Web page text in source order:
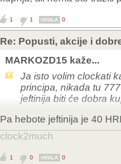
1 1 HVALA 0
Re: Popusti, akcije i
MARKOZD15 kaže...
Ja isto volim clockati
principa, nikada tu
jeftinija biti će dobra
Pa hebote jeftinija je 40
clock2much
1 0 HVALA 0